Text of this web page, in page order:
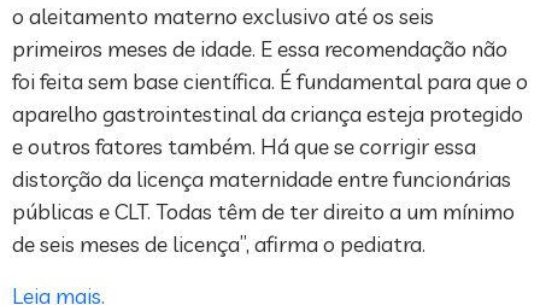
o aleitamento materno exclusivo até os seis
primeiros meses de idade. E essa recomendação não
foi feita sem base científica. É fundamental para que o
aparelho gastrointestinal da criança esteja protegido
e outros fatores também. Há que se corrigir essa
distorção da licença maternidade entre funcionárias
públicas e CLT. Todas têm de ter direito a um mínimo
de seis meses de licença”, afirma o pediatra.
Leia mais.